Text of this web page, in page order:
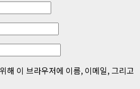
해 이 브라우저에 이름, 이메일, 그리고